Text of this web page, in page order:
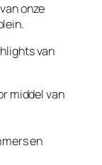
onze
van
middel van
en